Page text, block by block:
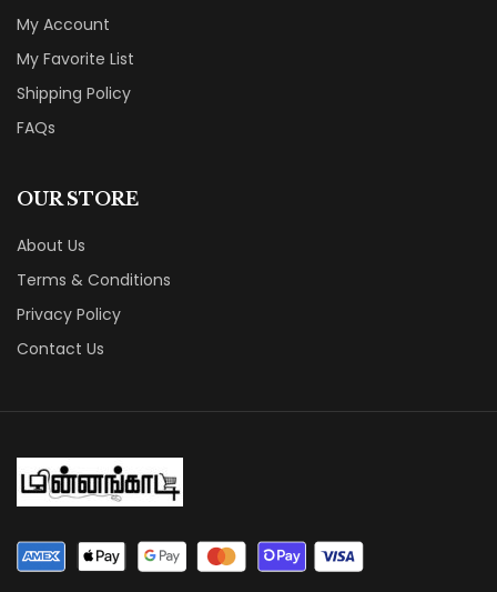
My Account
My Favorite List
Shipping Policy
FAQs
OUR STORE
About Us
Terms & Conditions
Privacy Policy
Contact Us